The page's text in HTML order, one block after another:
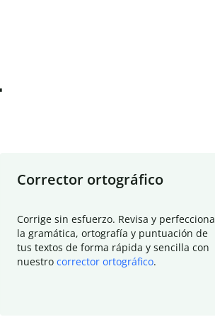
Corrector ortográfico
Corrige sin esfuerzo. Revisa y perfecciona
la gramática, ortografía y puntuación de
tus textos de forma rápida y sencilla con
nuestro corrector ortográfico.